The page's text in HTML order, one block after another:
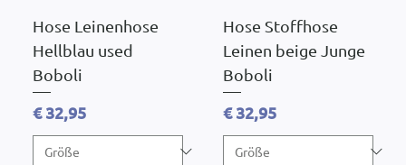
Hose Leinenhose
Hellblau used
Boboli
Preis
€ 32,95
Hose Stoffhose
Leinen beige Junge
Boboli
Preis
€ 32,95